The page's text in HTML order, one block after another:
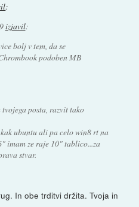
:
izjavil:
bolj v tem, da se
podoben MB
posta, razvit tako
ubuntu ali pa celo win8 rt na
imam ze raje 10" tablico...za
stvar.
In obe trditvi držita. Tvoja in